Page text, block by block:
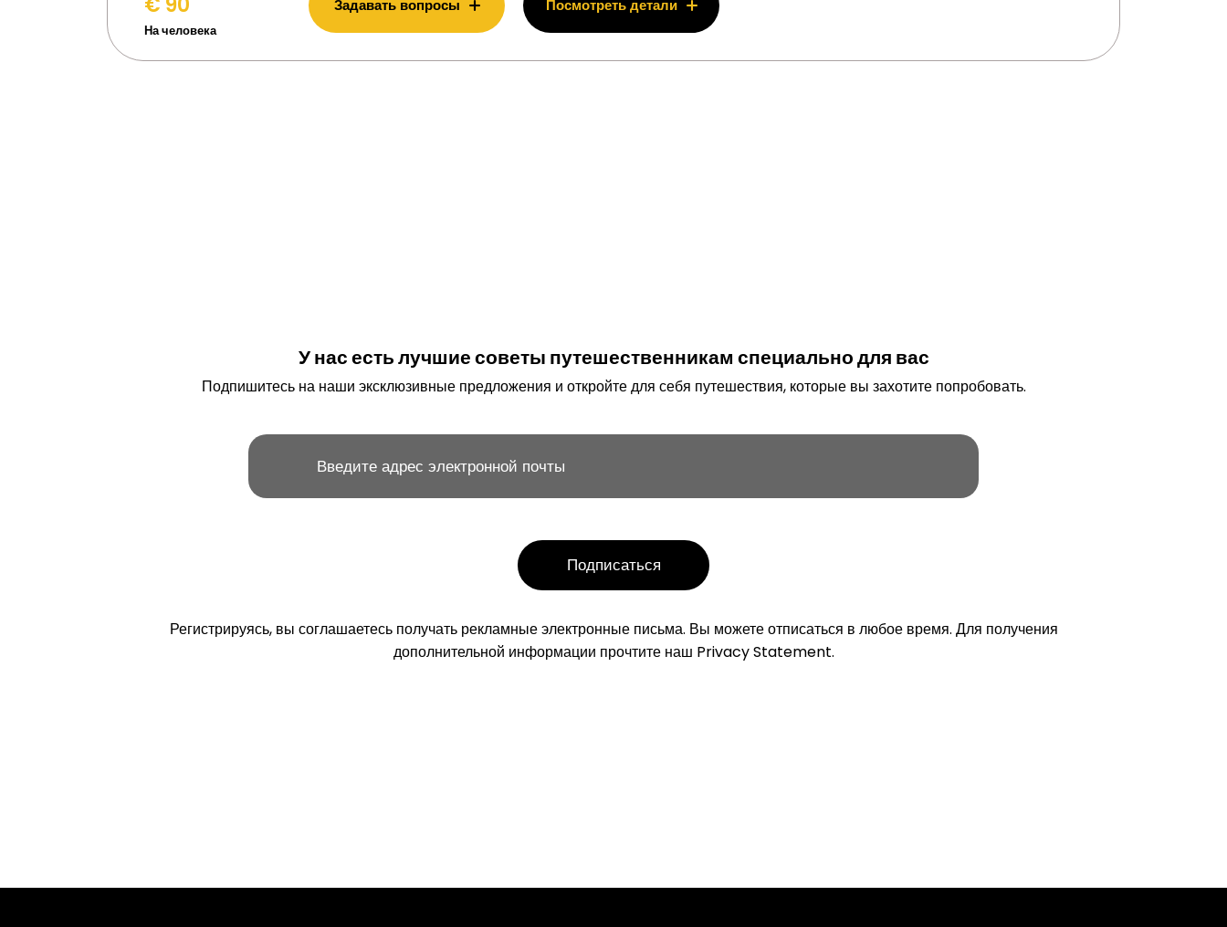
На человека
Задавать вопросы Посмотреть детали
У нас есть лучшие советы путешественникам специально для вас
Подпишитесь на наши эксклюзивные предложения и откройте для себя путешествия, которые вы захотите попробовать.
Регистрируясь, вы соглашаетесь получать рекламные электронные письма. Вы можете отписаться в любое время. Для получения
дополнительной информации прочтите наш Privacy Statement.